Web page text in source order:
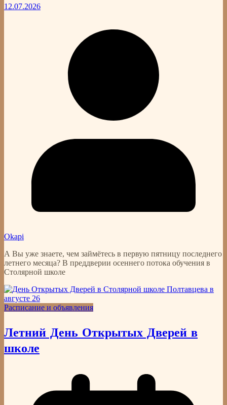
12.07.2026
Okapi
А Вы уже знаете, чем займётесь в первую пятницу последнего
летнего месяца? В преддверии осеннего потока обучения в
Столярной школе
Расписание и объявления
Летний День Открытых Дверей в
школе